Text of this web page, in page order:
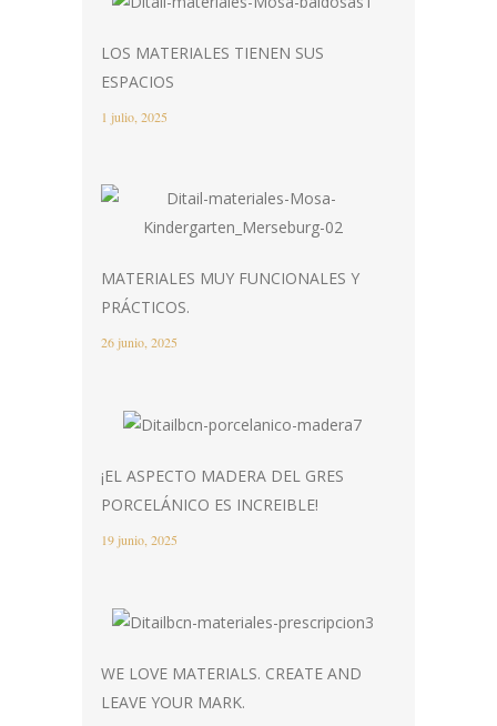
LOS MATERIALES TIENEN SUS
ESPACIOS
1 julio, 2025
MATERIALES MUY FUNCIONALES Y
PRÁCTICOS.
26 junio, 2025
¡EL ASPECTO MADERA DEL GRES
PORCELÁNICO ES INCREIBLE!
19 junio, 2025
WE LOVE MATERIALS. CREATE AND
LEAVE YOUR MARK.